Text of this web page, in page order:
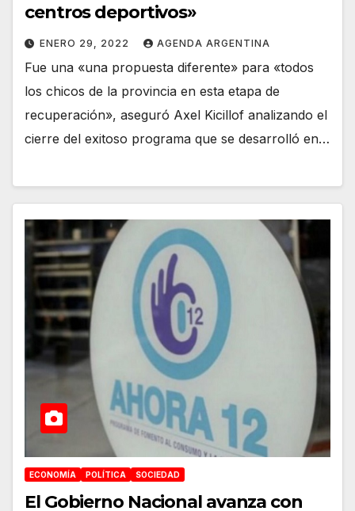
centros deportivos»
ENERO 29, 2022 AGENDA ARGENTINA
Fue una «una propuesta diferente» para «todos
los chicos de la provincia en esta etapa de
recuperación», aseguró Axel Kicillof analizando el
cierre del exitoso programa que se desarrolló en…
ECONOMÍA POLÍTICA SOCIEDAD
El Gobierno Nacional avanza con